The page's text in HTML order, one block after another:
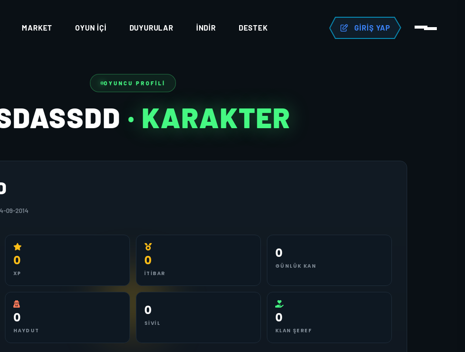
MARKET OYUN İÇI DUYURULAR İNDIR DESTEK GIRIŞ YAP
OYUNCU PROFILI
· KARAKTER
09-2014
0
XP
0
İTIBAR
0
GÜNLÜK KAN
0
HAYDUT
0
SIVIL 0
KLAN ŞEREF